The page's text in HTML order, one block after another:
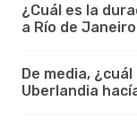
¿Cuál es la
a Río de
De media,
Uberlandia